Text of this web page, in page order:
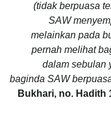
(tidak berpuasa
SAW
melainkan pada
pernah melihat
dalam sebulan
baginda SAW
Bukhari, no. Hadith